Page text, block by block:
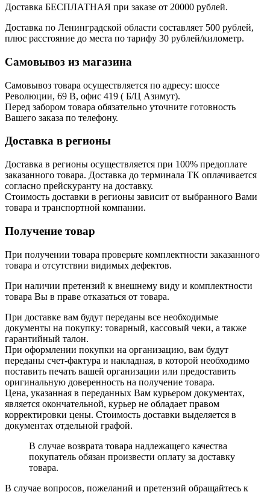
Доставка БЕСПЛАТНАЯ при заказе от 20000 рублей.
Доставка по Ленинградской области составляет 500 рублей,
плюс расстояние до места по тарифу 30 рублей/километр.
Самовывоз из магазина
Самовывоз товара осуществляется по адресу: шоссе
Революции, 69 В, офис 419 ( Б/Ц Азимут).
Перед забором товара обязательно уточните готовность
Вашего заказа по телефону.
Доставка в регионы
Доставка в регионы осуществляется при 100% предоплате
заказанного товара. Доставка до терминала ТК оплачивается
согласно прейскуранту на доставку.
Стоимость доставки в регионы зависит от выбранного Вами
товара и транспортной компании.
Получение товар
При получении товара проверьте комплектности заказанного
товара и отсутствии видимых дефектов.
При наличии претензий к внешнему виду и комплектности
товара Вы в праве отказаться от товара.
При доставке вам будут переданы все необходимые
документы на покупку: товарный, кассовый чеки, а также
гарантийный талон.
При оформлении покупки на организацию, вам будут
переданы счет-фактура и накладная, в которой необходимо
поставить печать вашей организации или предоставить
оригинальную доверенность на получение товара.
Цена, указанная в переданных Вам курьером документах,
является окончательной, курьер не обладает правом
корректировки цены. Стоимость доставки выделяется в
документах отдельной графой.
В случае возврата товара надлежащего качества
покупатель обязан произвести оплату за доставку
товара.
В случае вопросов, пожеланий и претензий обращайтесь к